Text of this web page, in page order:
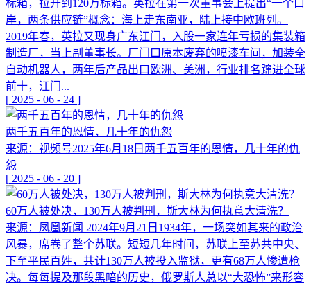
标箱，拉升到120万标箱。英拉在第一次董事会上提出“一个口
岸，两条供应链”概念：海上走东南亚，陆上接中欧班列。
2019年春，英拉又现身广东江门，入股一家连年亏损的集装箱
制造厂，当上副董事长。厂门口原本废弃的喷漆车间，加装全
自动机器人，两年后产品出口欧洲、美洲，行业排名蹿进全球
前十，江门...
[ 2025 - 06 - 24 ]
两千五百年的恩情，几十年的仇怨
来源：视频号2025年6月18日两千五百年的恩情，几十年的仇
怨
[ 2025 - 06 - 20 ]
60万人被处决，130万人被判刑，斯大林为何执意大清洗？
来源：凤凰新闻 2024年9月21日1934年，一场突如其来的政治
风暴，席卷了整个苏联。短短几年时间，苏联上至苏共中央、
下至平民百姓，共计130万人被投入监狱，更有68万人惨遭枪
决。每每提及那段黑暗的历史，俄罗斯人总以“大恐怖”来形容